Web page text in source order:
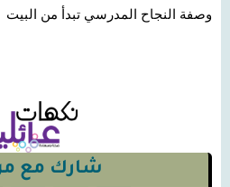
وصفة النجاح المدرسي تبدأ من البيت
شارك مع